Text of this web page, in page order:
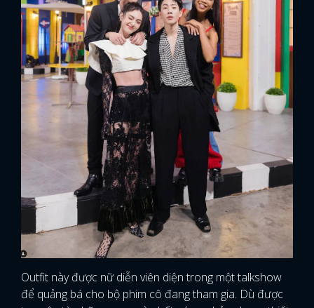
Outfit này được nữ diễn viên diện trong một talkshow
để quảng bá cho bộ phim cô đang tham gia. Dù được